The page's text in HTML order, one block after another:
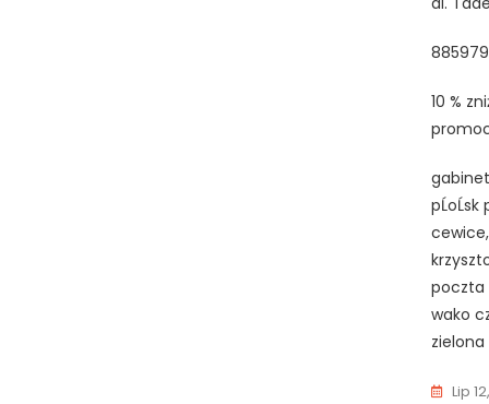
10 %
poczta
wako
zielona
Lip